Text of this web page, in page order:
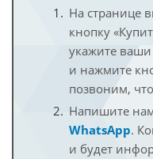
На странице
кнопку
укажите
и нажмите
позвоним,
Напишите
WhatsApp.
и будет